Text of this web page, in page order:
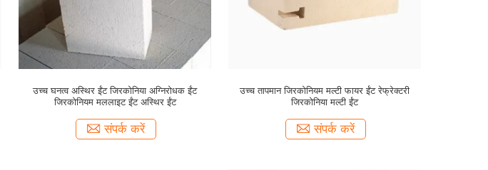
उच्च घनत्व अस्थिर ईंट जिरकोनिया अग्निरोधक ईंट
जिरकोनियम मललाइट ईंट अस्थिर ईंट
संपर्क करें
उच्च तापमान जिरकोनियम मल्टी फायर ईंट रेफ्रेक्टरी
जिरकोनिया मल्टी ईंट
संपर्क करें